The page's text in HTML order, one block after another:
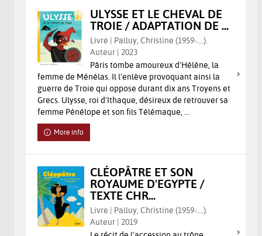
ULYSSE ET LE CHEVAL DE
TROIE / ADAPTATION DE ...
Livre | Palluy, Christine (1959-....).
Auteur | 2023
Pâris tombe amoureux d'Hélène, la
femme de Ménélas. Il l'enlève provoquant ainsi la
guerre de Troie qui oppose durant dix ans Troyens et
Grecs. Ulysse, roi d'Ithaque, désireux de retrouver sa
femme Pénélope et son fils Télémaque, ...
More info
CLÉOPÂTRE ET SON
ROYAUME D'EGYPTE /
TEXTE CHR...
Livre | Palluy, Christine (1959-....).
Auteur | 2019